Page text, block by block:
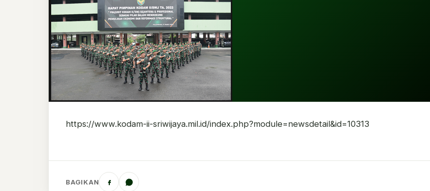
https://www.kodam-ii-sriwijaya.mil.id/index.php?module=newsdetail&id=10313
BAGIKAN